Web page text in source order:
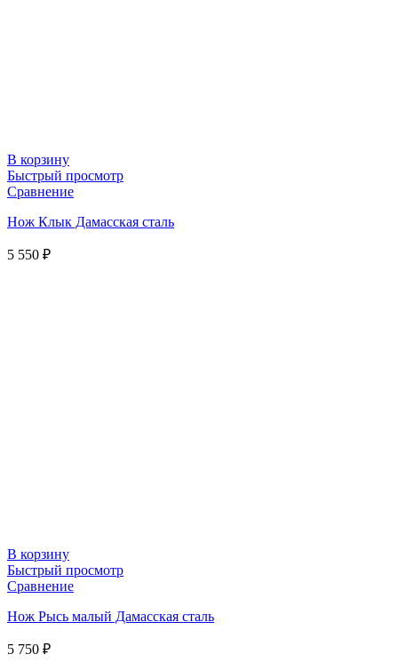
В корзину
Быстрый просмотр
Сравнение
Нож Клык Дамасская сталь
5 550 ₽
В корзину
Быстрый просмотр
Сравнение
Нож Рысь малый Дамасская сталь
5 750 ₽